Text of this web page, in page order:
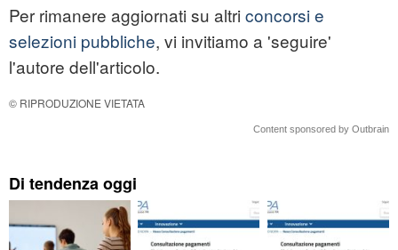
Per rimanere aggiornati su altri concorsi e
selezioni pubbliche, vi invitiamo a 'seguire'
l'autore dell'articolo.
© RIPRODUZIONE VIETATA
Content sponsored by Outbrain
Di tendenza oggi